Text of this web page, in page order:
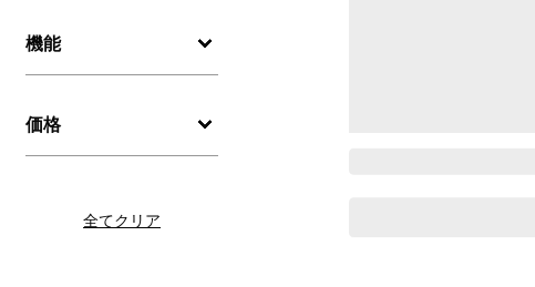
機能
価格
全てクリア